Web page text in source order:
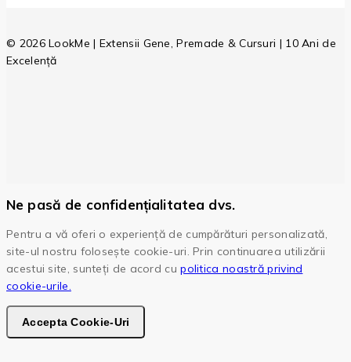
© 2026 LookMe | Extensii Gene, Premade & Cursuri | 10 Ani de
Excelență
Ne pasă de confidențialitatea dvs.
Pentru a vă oferi o experiență de cumpărături personalizată,
site-ul nostru folosește cookie-uri. Prin continuarea utilizării
acestui site, sunteți de acord cupolitica noastră privind
cookie-urile.
Accepta Cookie-Uri